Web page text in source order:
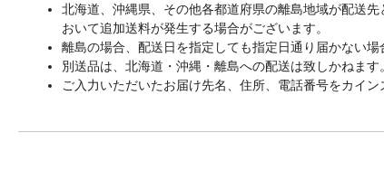
北海道、沖縄県、その他各都道府県の離島地域が配送
おいて追加送料が発生する場合がございます。
離島の場合、配送日を指定しても指定日通り届かない場
別送品は、北海道・沖縄・離島への配送は致しかねます。
ご入力いただいたお届け先名、住所、電話番号をカイ